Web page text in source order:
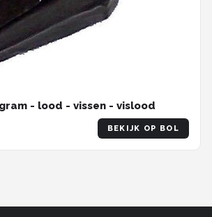
- lood - vissen - vislood
BEKIJK OP BOL